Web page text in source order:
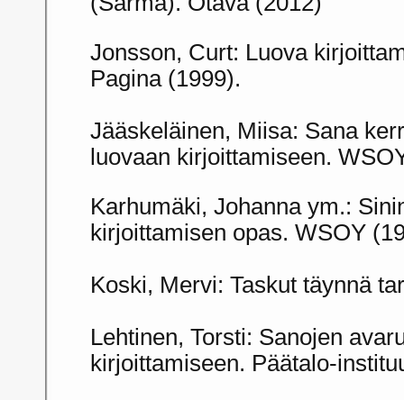
Jonsson, Curt: Luova
Pagina (1999).
Jääskeläinen, Miisa: Sana
luovaan kirjoittamiseen.
Karhumäki, Johanna ym.:
kirjoittamisen opas. WSOY
Koski, Mervi: Taskut täynnä
Lehtinen, Torsti: Sanojen
kirjoittamiseen. Päätalo-